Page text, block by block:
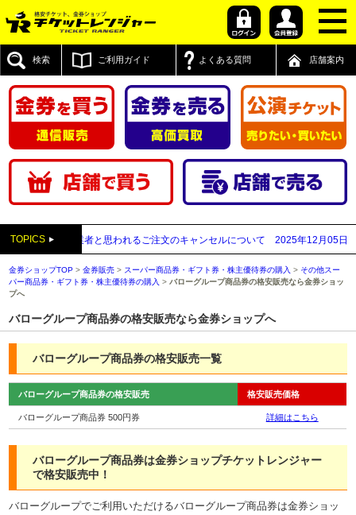
検索 ご利用ガイド よくある質問 店舗案内
TOPICS
い買取業者と思われるご注文のキャンセルについて 2025年12月05日 【2025
金券ショップTOP >金券販売 > スーパー商品券・ギフト券・株主優待券の購入 > その他スー
パー商品券・ギフト券・株主優待券の購入 >バローグループ商品券の格安販売なら金券ショッ
プへ
バローグループ商品券の格安販売なら金券ショップへ
バローグループ商品券の格安販売一覧
バローグループ商品券の格安販売 格安販売価格
バローグループ商品券 500円券 詳細はこちら
バローグループ商品券は金券ショップチケットレンジャー
で格安販売中！
バローグループでご利用いただけるバローグループ商品券は金券ショッ